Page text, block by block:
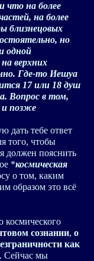
что на более
на более
близнецовых
но
одной
верхних
Где-то Иешуа
17 или 18 душ
Вопрос в том,
и позже
дать тебе ответ
того, чтобы
должен пояснить
*космическая
о том, каким
образом это всё
космического
сознании, о
как
Сейчас мы